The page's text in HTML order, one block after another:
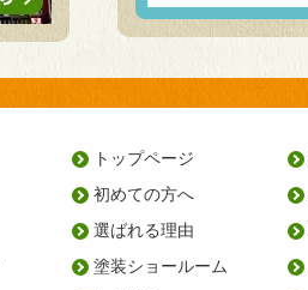
トップページ
初めての方へ
選ばれる理由
塗装ショールーム